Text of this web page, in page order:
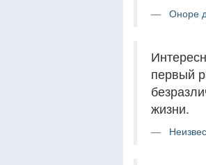
Оноре
первый
жизни.